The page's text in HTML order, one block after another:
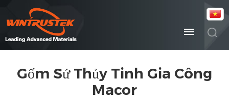
Gốm Sứ Thủy Tinh Gia Công
Macor